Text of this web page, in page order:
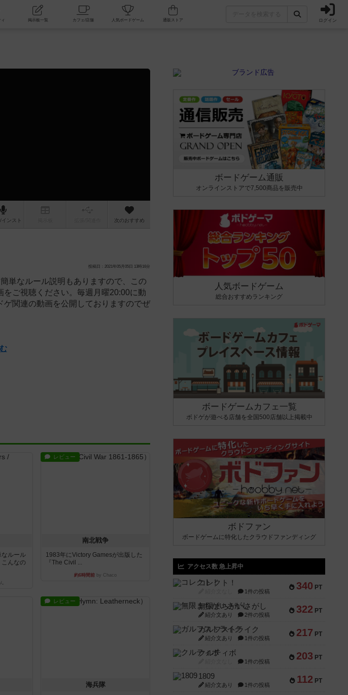
コミュニティ 掲示板一覧 カフェ/店舗 人気ボードゲーム ログイン
/インスト 次のおすすめ
投稿日：2021年05月05日 13時16分
単なルール説明もありますので、この
ご視聴ください。毎週月曜20:00に動
関連の動画を公開しておりますのでぜ
なルール
こんなの
レビュー
南北戦争
1983年にVictory Gamesが出版した
『The Civil ...
約6時間前 by Chaco
レビュー
海兵隊
ボードゲーム通販
オンラインストアで7,500商品を販売中
人気ボードゲーム
総合おすすめランキング
ボードゲームカフェ一覧
ボドゲが遊べる店舗を全国500店舗以上掲載中
ボドファン
ボードゲームに特化したクラウドファンディング
アクセス数 急上昇中
340 PT
コレクト！
1件の投稿
322 PT
無限まちがいさがし
紹介文あり 2件の投稿
217 PT
ガルフストライク
紹介文あり 1件の投稿
203 PT
クルティボ
1件の投稿
112 PT
1809
紹介文あり 1件の投稿